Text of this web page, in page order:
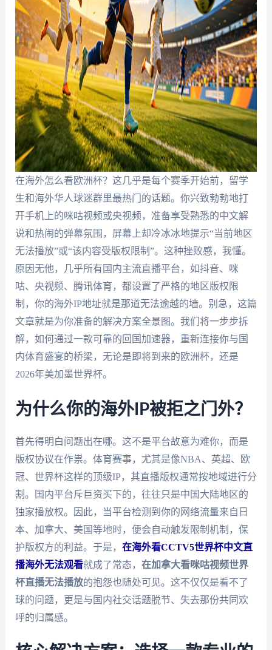
在海外怎么看欧洲杯？这几乎是每个赛季开始前，留学
生和海外华人球迷群里最热门的话题。你兴致勃勃地打
开手机上的咪咕视频或央视频，准备享受熟悉的中文解
说和热闹的弹幕氛围，屏幕上却冷冰冰地提示“当前地区
无法播放”或“该内容受版权限制”。这种挫败感，我懂。
原因无他，几乎所有国内主流直播平台，如抖音、咪
咕、央视频、腾讯体育，都设置了严格的地区版权限
制，你的海外IP地址就是那道无法逾越的墙。别急，这篇
文章就是为你准备的解决方案全景图。我们将一步步拆
解，如何通过一款可靠的回国加速器，重新连接你与国
内体育盛宴的桥梁，无论是即将到来的欧洲杯，还是
2026年美加墨世界杯。
为什么你的海外IP被拒之门外？
首先得明白问题出在哪。这不是平台故意为难你，而是
版权协议在作祟。体育赛事，尤其是像NBA、英超、欧
冠、世界杯这样的顶级IP，其直播版权通常按地域进行分
割。国内平台斥巨资买下的，往往只是中国大陆地区的
独家播放权。因此，当平台检测到你的网络流量来自日
本、加拿大、美国等地时，便会自动触发限制机制，保
护版权方的利益。于是， 在海外看CCTV5世界杯中文直
播海外无法观看就成了常态， 在加拿大看咪咕视频世界
杯直播无法播放的抱怨也随处可见。这不仅仅是看不了
球的问题，更是与国内社交话题脱节、失去那份共同欢
呼的归属感。